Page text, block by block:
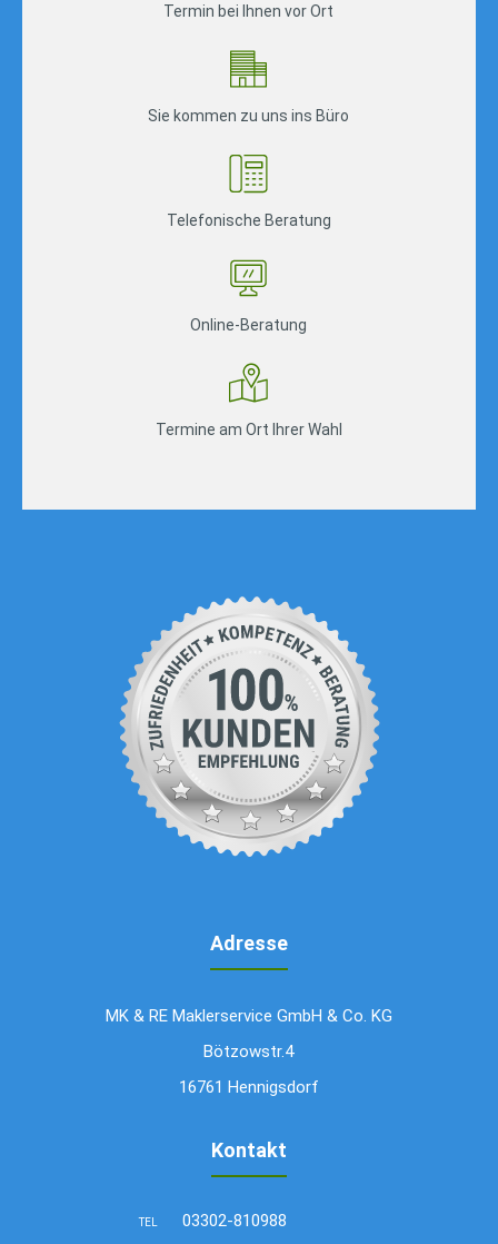
Termin bei Ihnen vor Ort
Sie kommen zu uns ins Büro
Telefonische Beratung
Online-Beratung
Termine am Ort Ihrer Wahl
Adresse
MK & RE Maklerservice GmbH & Co. KG
Bötzowstr.4
16761 Hennigsdorf
Kontakt
TEL 03302-810988